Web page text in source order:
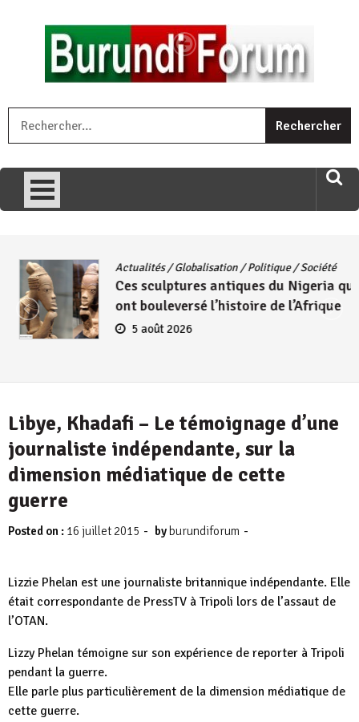
umariye umuryango wawe canke igihugu cakwibarutse .Wewe
uri ngaha ndagusigiye iki kibazo : Uriko ukora iki kugira ngo
Actualités/Globalisation/Politique/Société
Ces sculptures antiques du Nigeria qui
ont bouleversé l’histoire de l’Afrique
5 août 2026
Libye, Khadafi – Le témoignage d’une
journaliste indépendante, sur la
dimension médiatique de cette
guerre
Posted on : 16 juillet 2015 - by burundiforum -
Lizzie Phelan est une journaliste britannique indépendante. Elle
était correspondante de PressTV à Tripoli lors de l’assaut de
l’OTAN.
Lizzy Phelan témoigne sur son expérience de reporter à Tripoli
pendant la guerre.
Elle parle plus particulièrement de la dimension médiatique de
cette guerre.